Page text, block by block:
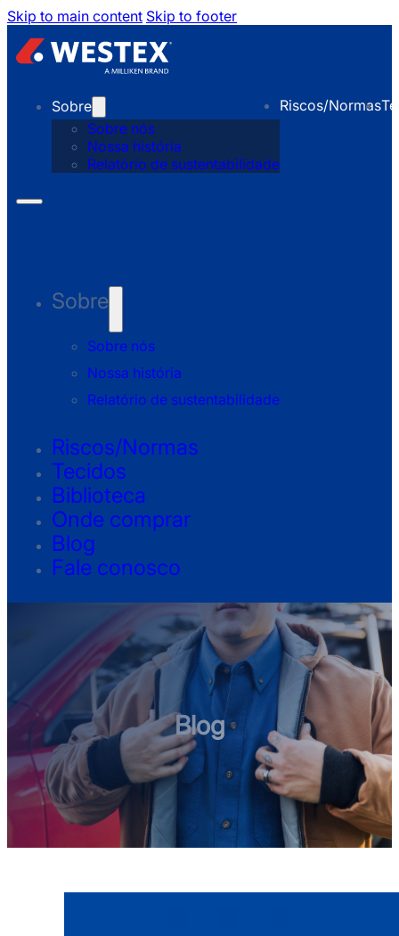
Skip to main content Skip to footer
Sobre
Sobre nós
Nossa história
Relatório de sustentabilidade
Riscos/Normas
Sobre
Sobre nós
Nossa história
Relatório de sustentabilidade
Riscos/Normas
Tecidos
Biblioteca
Onde comprar
Blog
Fale conosco
Blog